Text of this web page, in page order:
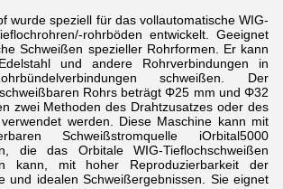
wurde speziell für das vollautomatische WIG-
rohrböden entwickelt. Geeignet
Schweißen spezieller Rohrformen. Er kann
und andere Rohrverbindungen in
schweißen. Der
Rohrs beträgt Φ25 mm und Φ32
zwei Methoden des Drahtzusatzes oder des
werden. Diese Maschine kann mit
Schweißstromquelle iOrbital5000
die das Orbitale WIG-Tieflochschweißen
kann, mit hoher Reproduzierbarkeit der
und idealen Schweißergebnissen. Sie eignet